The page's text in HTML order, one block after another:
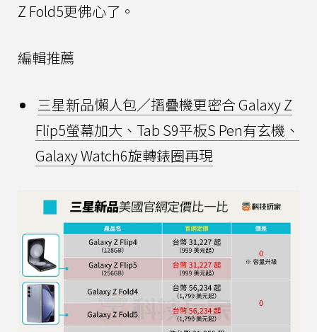
Z Fold5更佛心了。
編輯推薦
三星新品懶人包／摺疊機更密合 Galaxy Z
Flip5螢幕加大、Tab S9平板S Pen有玄機、
Galaxy Watch6旋轉錶圈再現